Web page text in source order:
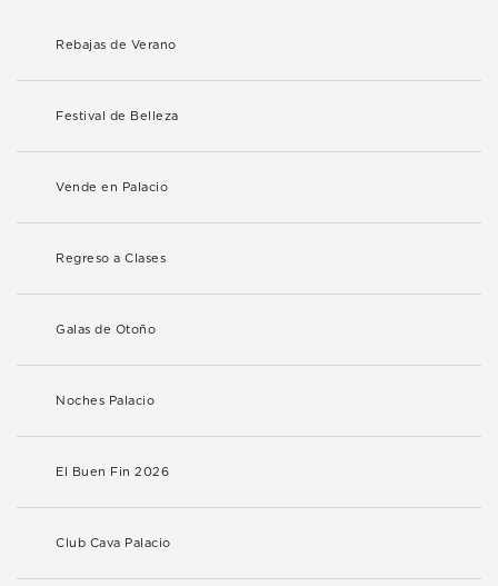
Rebajas de Verano
Festival de Belleza
Vende en Palacio
Regreso a Clases
Galas de Otoño
Noches Palacio
El Buen Fin 2026
Club Cava Palacio